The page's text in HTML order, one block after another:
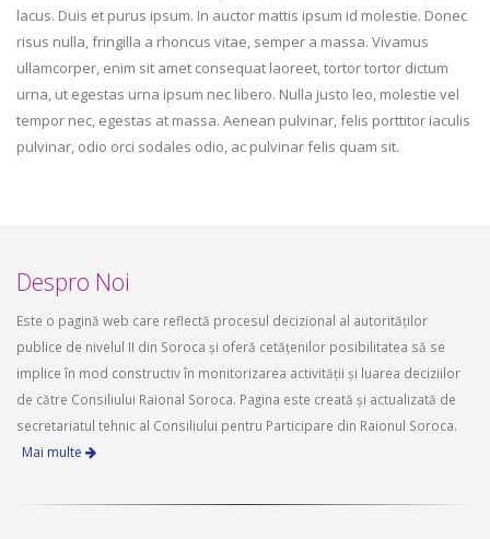
lacus. Duis et purus ipsum. In auctor mattis ipsum id molestie. Donec
risus nulla, fringilla a rhoncus vitae, semper a massa. Vivamus
ullamcorper, enim sit amet consequat laoreet, tortor tortor dictum
urna, ut egestas urna ipsum nec libero. Nulla justo leo, molestie vel
tempor nec, egestas at massa. Aenean pulvinar, felis porttitor iaculis
pulvinar, odio orci sodales odio, ac pulvinar felis quam sit.
Despro Noi
Este o pagină web care reflectă procesul decizional al autorităților
publice de nivelul II din Soroca și oferă cetățenilor posibilitatea să se
implice în mod constructiv în monitorizarea activității și luarea deciziilor
de către Consiliului Raional Soroca. Pagina este creată și actualizată de
secretariatul tehnic al Consiliului pentru Participare din Raionul Soroca.
Mai multe